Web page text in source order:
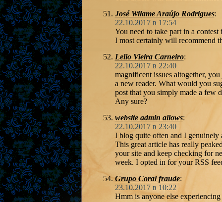
José Wilame Araújo Rodrigues:
22.10.2017 в 17:54
You need to take part in a
I most certainly will recommend
Lelio Vieira Carneiro:
22.10.2017 в 22:40
magnificent issues altogether,
a new reader. What would you
post that you simply made a few
Any sure?
website admin allows:
22.10.2017 в 23:40
I blog quite often and I genuinely
This great article has really
your site and keep checking for
week. I opted in for your RSS
Grupo Coral fraude:
23.10.2017 в 10:22
Hmm is anyone else